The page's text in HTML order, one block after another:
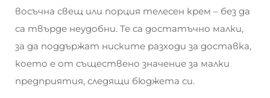
восъчна свещ или порция телесен крем – без да
са твърде неудобни. Те са достатъчно малки,
за да поддържат ниските разходи за доставка,
което е от съществено значение за малки
предприятия, следящи бюджета си.